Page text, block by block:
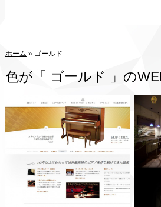
ホーム » ゴールド
色が「 ゴールド 」の